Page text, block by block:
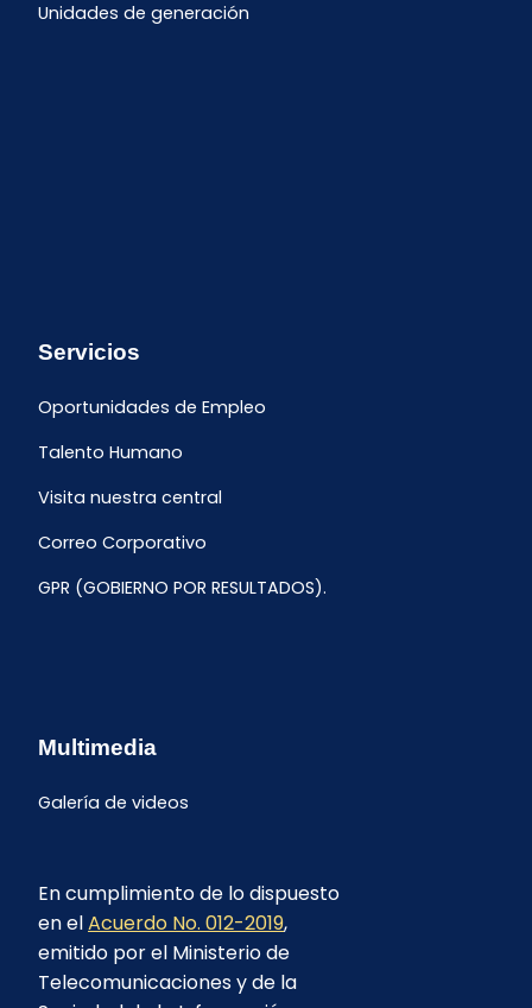
Unidades de generación
Servicios
Oportunidades de Empleo
Talento Humano
Visita nuestra central
Correo Corporativo
GPR (GOBIERNO POR RESULTADOS).
Multimedia
Galería de videos
En cumplimiento de lo dispuesto
en elAcuerdo No. 012-2019,
emitido por el Ministerio de
Telecomunicaciones y de la